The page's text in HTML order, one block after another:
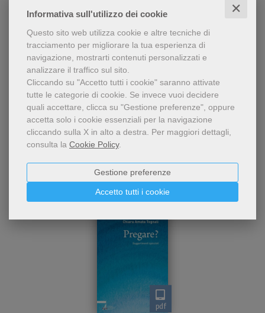
Informativa sull'utilizzo dei cookie ✕
Questo sito web utilizza cookie e altre tecniche di
tracciamento per migliorare la tua esperienza di
navigazione, mostrarti contenuti personalizzati e
analizzare il traffico sul sito.
Cliccando su "Accetto tutti i cookie" saranno attivate
tutte le categorie di cookie. Se invece vuoi decidere
quali accettare, clicca su "Gestione preferenze", oppure
accetta solo i cookie essenziali per la navigazione
cliccando sulla X in alto a destra. Per maggiori dettagli,
consulta la Cookie Policy.
Accetto tutti i cookie
Gestione preferenze
Condividi
Dello stesso autore
pdf